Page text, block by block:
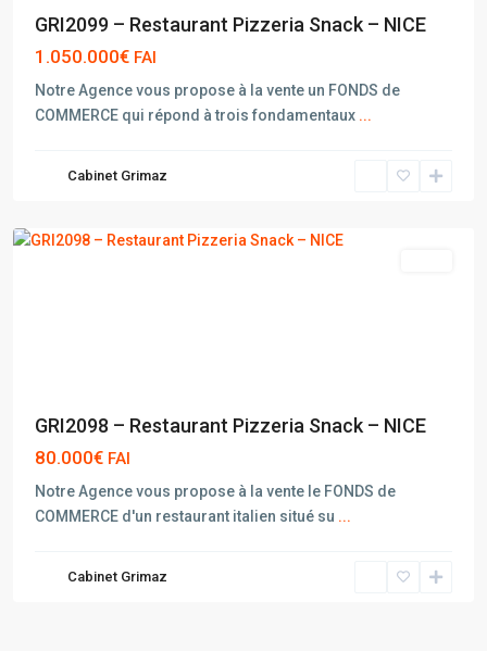
GRI2099 – Restaurant Pizzeria Snack – NICE
1.050.000€ FAI
Notre Agence vous propose à la vente un FONDS de
COMMERCE qui répond à trois fondamentaux ...
Cabinet Grimaz
GRI2098 – Restaurant Pizzeria Snack – NICE
80.000€ FAI
Notre Agence vous propose à la vente le FONDS de
COMMERCE d'un restaurant italien situé su ...
Cabinet Grimaz